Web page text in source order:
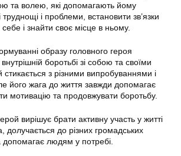
та волею, які допомагають йому
труднощі і проблеми, встановити зв’язки
себе і знайти своє місце в ньому.
образу головного героя
боротьбі зі собою та своїми
з різними випробуваннями і
його жага до життя завжди допомагає
мотивацію та продовжувати боротьбу.
вирішує брати активну участь у житті
долучається до різних громадських
допомагає людям у потребі.